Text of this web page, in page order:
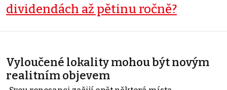
dividendách až pětinu ročně?
Vyloučené lokality mohou být novým
realitním objevem